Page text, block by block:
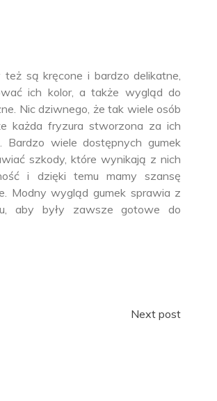
są kręcone i bardzo delikatne,
ich kolor, a także wygląd do
Nic dziwnego, że tak wiele osób
każda fryzura stworzona za ich
wiele dostępnych gumek
szkody, które wynikają z nich
i dzięki temu mamy szansę
Modny wygląd gumek sprawia z
aby były zawsze gotowe do
Next post